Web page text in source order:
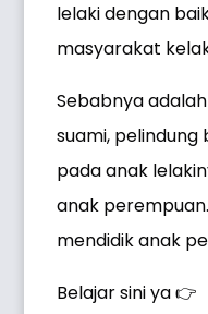
lelaki dengan
masyarakat
Sebabnya
suami,
pada anak
anak
mendidik anak
Belajar sini ya 👉